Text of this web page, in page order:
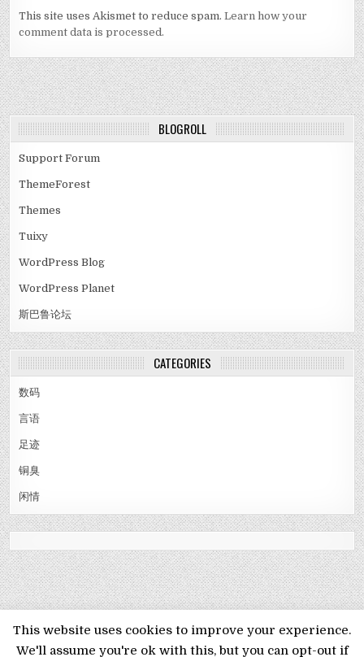
This site uses Akismet to reduce spam.Learn how your
comment data is processed.
BLOGROLL
Support Forum
ThemeForest
Themes
Tuixy
WordPress Blog
WordPress Planet
斯巴鲁论坛
CATEGORIES
数码
言语
足迹
铜臭
闲情
MENU
This website uses cookies to improve your experience.
We'll assume you're ok with this, but you can opt-out if